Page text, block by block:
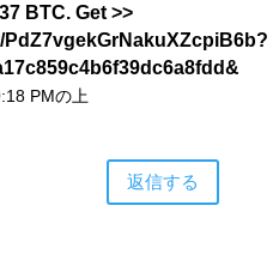
BTC. Get >>
PMの上
返信する